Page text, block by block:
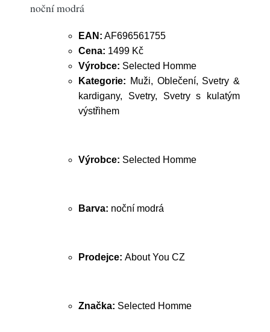
noční modrá
EAN: AF696561755
Cena: 1499 Kč
Výrobce: Selected Homme
Kategorie: Muži, Oblečení, Svetry &
kardigany, Svetry, Svetry s kulatým
výstřihem
Výrobce: Selected Homme
Barva: noční modrá
Prodejce: About You CZ
Značka: Selected Homme